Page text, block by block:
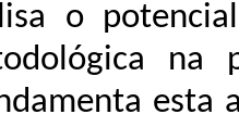
o
na
esta